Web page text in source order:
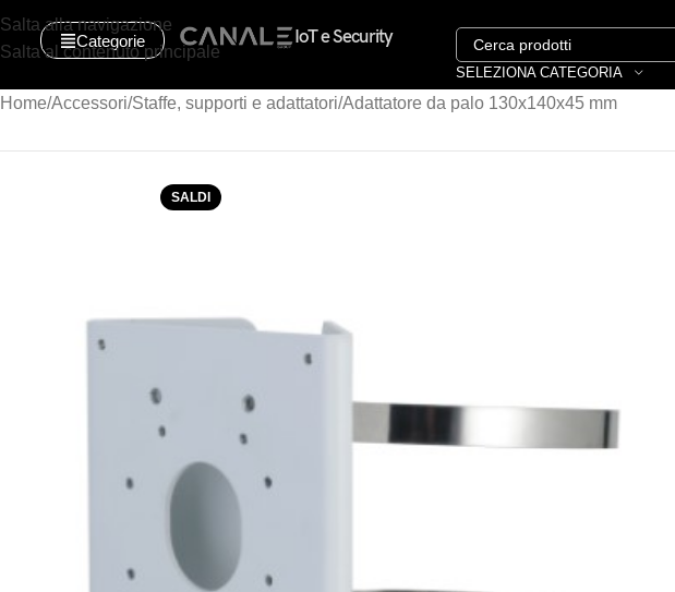
Salta alla navigazione
Salta al contenuto principale
Categorie IoT e Security
SELEZIONA CATEGORIA
Home Accessori Staffe, supporti e adattatori Adattatore da palo 130x140x45 mm
SALDI